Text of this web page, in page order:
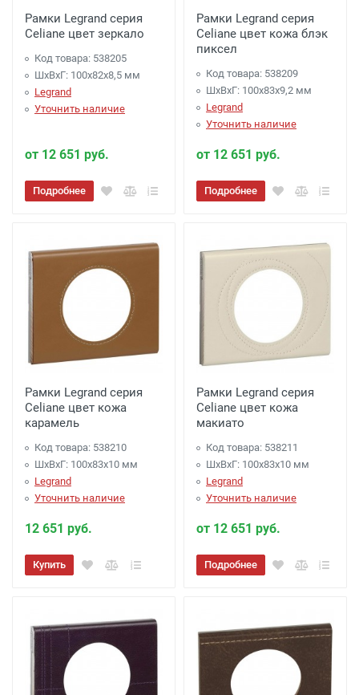
Рамки Legrand серия
Celiane цвет зеркало
Код товара: 538205
ШхВхГ: 100x82x8,5 мм
Legrand
Уточнить наличие
от 12 651 руб.
Подробнее
Рамки Legrand серия
Celiane цвет кожа блэк
пиксел
Код товара: 538209
ШхВхГ: 100x83x9,2 мм
Legrand
Уточнить наличие
от 12 651 руб.
Подробнее
Рамки Legrand серия
Celiane цвет кожа
карамель
Код товара: 538210
ШхВхГ: 100x83x10 мм
Legrand
Уточнить наличие
12 651 руб.
Купить
Рамки Legrand серия
Celiane цвет кожа
макиато
Код товара: 538211
ШхВхГ: 100x83x10 мм
Legrand
Уточнить наличие
от 12 651 руб.
Подробнее